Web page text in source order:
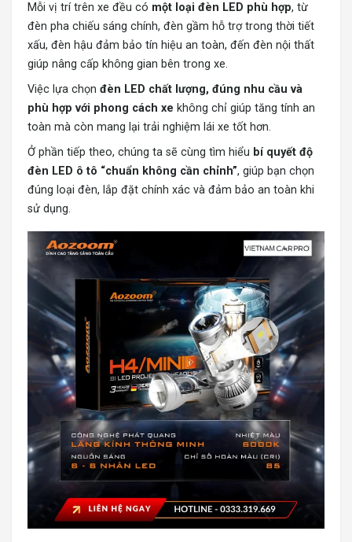
Mỗi vị trí trên xe đều có một loại đèn LED phù hợp, từ
đèn pha chiếu sáng chính, đèn gầm hỗ trợ trong thời tiết
xấu, đèn hậu đảm bảo tín hiệu an toàn, đến đèn nội thất
giúp nâng cấp không gian bên trong xe.
Việc lựa chọn đèn LED chất lượng, đúng nhu cầu và
phù hợp với phong cách xe không chỉ giúp tăng tính an
toàn mà còn mang lại trải nghiệm lái xe tốt hơn.
Ở phần tiếp theo, chúng ta sẽ cùng tìm hiểu bí quyết độ
đèn LED ô tô “chuẩn không cần chỉnh”, giúp bạn chọn
đúng loại đèn, lắp đặt chính xác và đảm bảo an toàn khi
sử dụng.